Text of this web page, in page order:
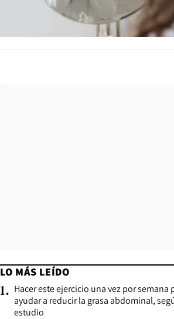
LO MÁS LEÍDO
1. Hacer este ejercicio una vez por semana
ayudar a reducir la grasa abdominal,
estudio